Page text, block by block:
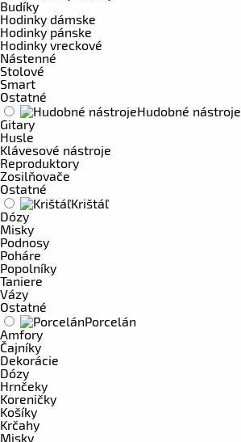
Budíky
Hodinky dámske
Hodinky pánske
Hodinky vreckové
Nástenné
Stolové
Smart
Ostatné
Hudobné nástroje
Gitary
Husle
Klávesové nástroje
Reproduktory
Zosilňovače
Ostatné
Krištáľ
Dózy
Misky
Podnosy
Poháre
Popolníky
Taniere
Vázy
Ostatné
Porcelán
Amfory
Čajníky
Dekorácie
Dózy
Hrnčeky
Koreničky
Košíky
Krčahy
Misky